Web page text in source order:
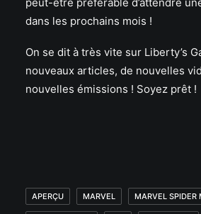
dans les prochains mois !
On se dit à très vite sur Liberty’s
nouveaux articles, de nouvelles
nouvelles émissions ! Soyez prêt !
APERÇU MARVEL MARVEL SPIDER